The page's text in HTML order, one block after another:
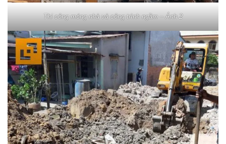
Thi công móng nhà và công trình ngầm – Ảnh 2